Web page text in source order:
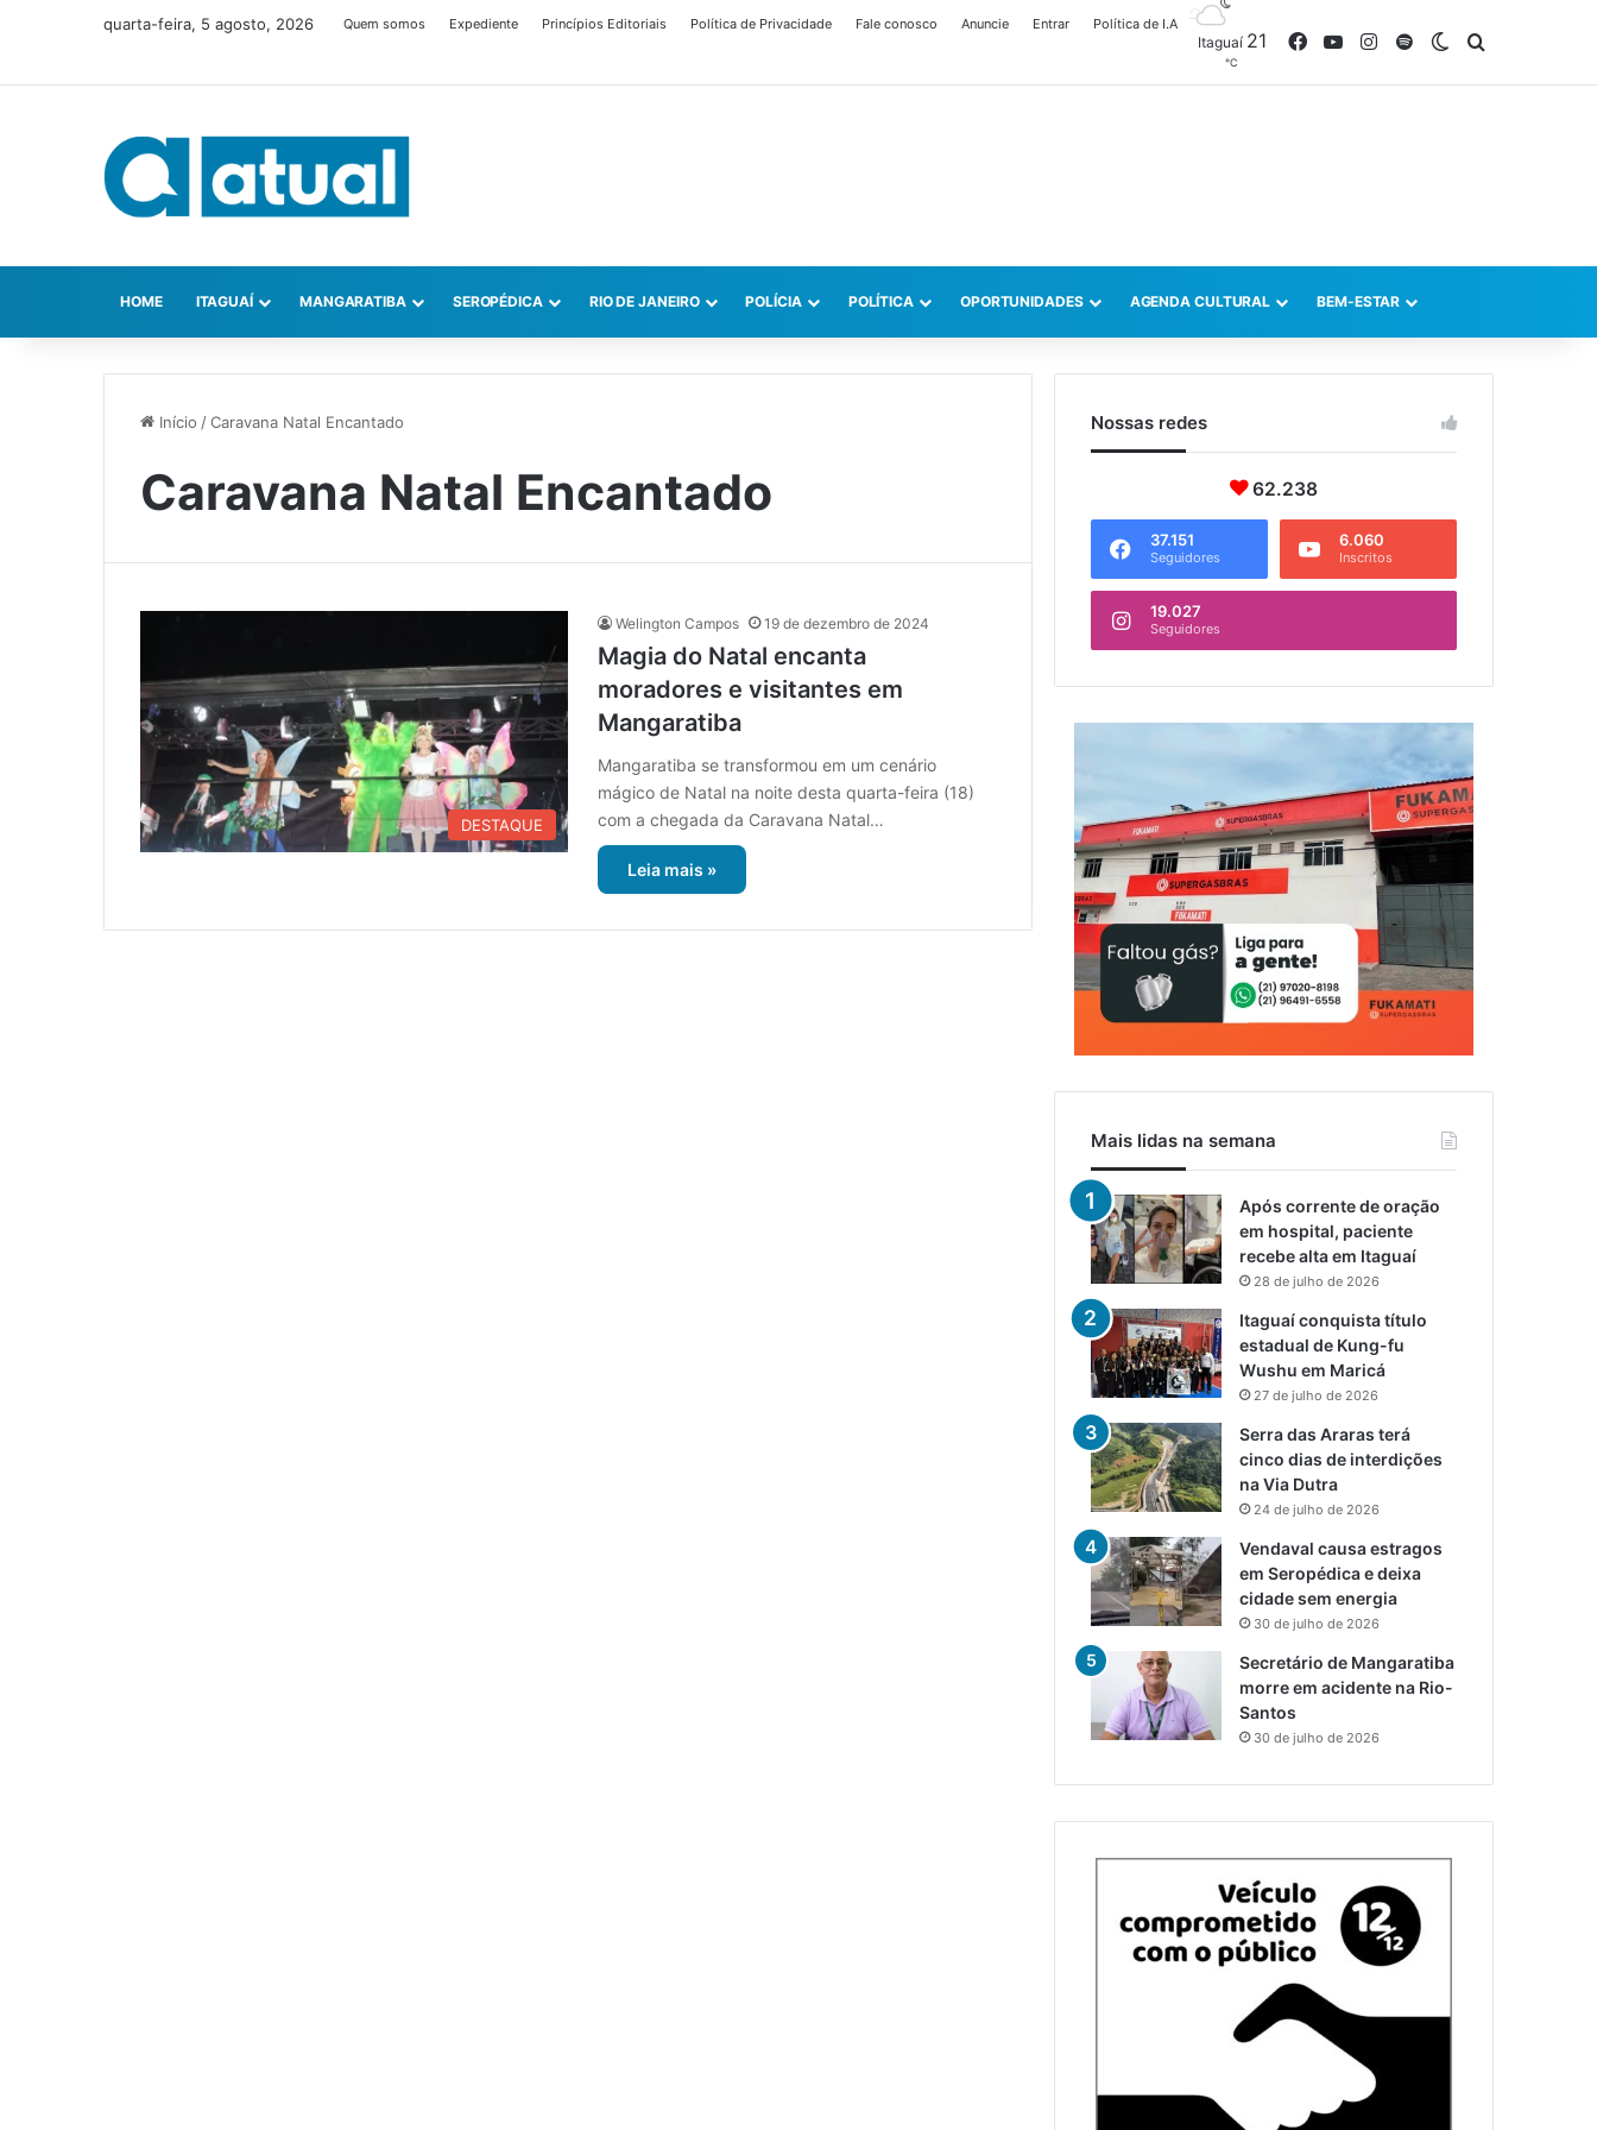
quarta-feira, 5 agosto, 2026 Quem somos Expediente Princípios Editoriais Política de Privacidade Fale conosco Anuncie Entrar Política de I.A
Itaguaí 21
℃
FacebookYouTubeInstagram
SpotifySwitch skin
HOME ITAGUAÍ MANGARATIBA SEROPÉDICA RIO DE JANEIRO POLÍCIA POLÍTICA OPORTUNIDADES AGENDA CULTURAL BEM-ESTAR
Início /Caravana Natal Encantado
Caravana Natal Encantado
DESTAQUE
Welington Campos 19 de dezembro de 2024
Magia do Natal encanta
moradores e visitantes em
Mangaratiba
Mangaratiba se transformou em um cenário
mágico de Natal na noite desta quarta-feira (18)
com a chegada da Caravana Natal…
Leia mais »
Nossas redes
62.238
37.151
Seguidores
6.060
Inscritos
19.027
Seguidores
Mais lidas na semana
Após corrente de oração
em hospital, paciente
recebe alta em Itaguaí
28 de julho de 2026
Itaguaí conquista título
estadual de Kung-fu
Wushu em Maricá
27 de julho de 2026
Serra das Araras terá
cinco dias de interdições
na Via Dutra
24 de julho de 2026
Vendaval causa estragos
em Seropédica e deixa
cidade sem energia
30 de julho de 2026
Secretário de Mangaratiba
morre em acidente na Rio-
Santos
30 de julho de 2026